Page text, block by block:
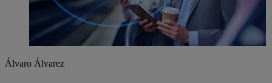
Álvaro Álvarez